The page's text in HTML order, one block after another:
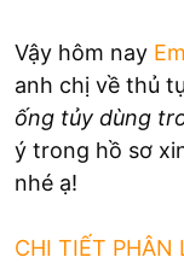
Vậy hôm nay
anh chị về thủ
ống tủy dùng
ý trong hồ sơ
nhé ạ!
CHI TIẾT PHÂN